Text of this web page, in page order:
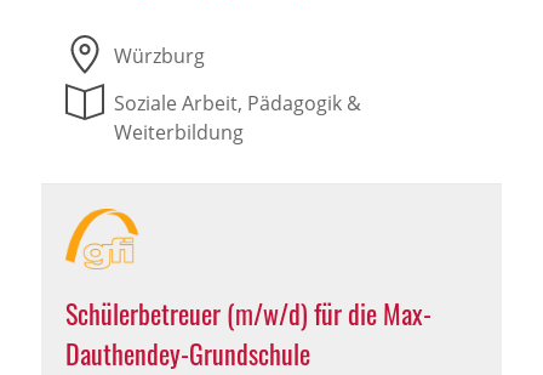
Würzburg
Soziale Arbeit, Pädagogik &
Weiterbildung
Schülerbetreuer (m/w/d) für die Max-
Dauthendey-Grundschule